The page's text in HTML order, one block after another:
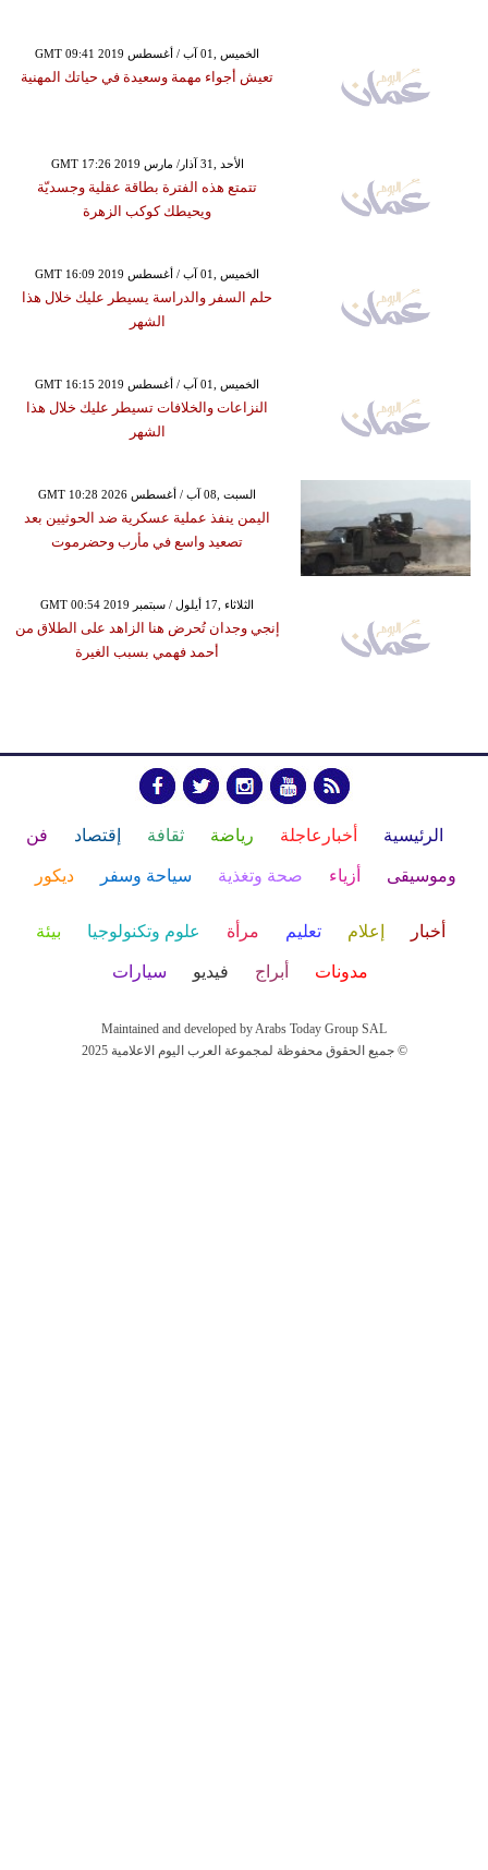
GMT 09:41 2019 الخميس ,01 آب / أغسطس
تعيش أجواء مهمة وسعيدة في حياتك المهنية
GMT 17:26 2019 الأحد ,31 آذار/ مارس
تتمتع هذه الفترة بطاقة عقلية وجسديّة
ويحيطك كوكب الزهرة
GMT 16:09 2019 الخميس ,01 آب / أغسطس
حلم السفر والدراسة يسيطر عليك خلال هذا
الشهر
GMT 16:15 2019 الخميس ,01 آب / أغسطس
النزاعات والخلافات تسيطر عليك خلال هذا
الشهر
GMT 10:28 2026 السبت ,08 آب / أغسطس
اليمن ينفذ عملية عسكرية ضد الحوثيين بعد
تصعيد واسع في مأرب وحضرموت
GMT 00:54 2019 الثلاثاء ,17 أيلول / سبتمبر
إنجي وجدان تُحرض هنا الزاهد على الطلاق من
أحمد فهمي بسبب الغيرة
الرئيسية أخبارعاجلة رياضة ثقافة إقتصاد فن
وموسيقى أزياء صحة وتغذية سياحة وسفر ديكور
أخبار إعلام تعليم مرأة علوم وتكنولوجيا بيئة
مدونات أبراج فيديو سيارات
Maintained and developed by Arabs Today Group SAL
جميع الحقوق محفوظة لمجموعة العرب اليوم الاعلامية 2025 ©